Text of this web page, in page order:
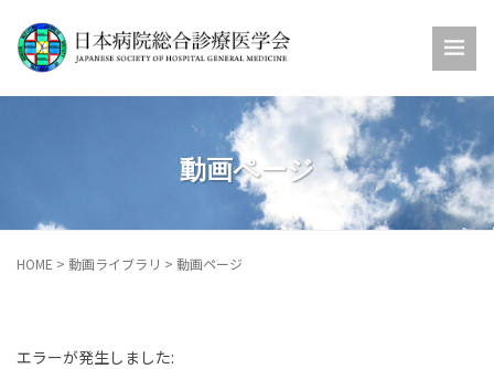
動画ページ
HOME > 動画ライブラリ > 動画ページ
エラーが発生しました: